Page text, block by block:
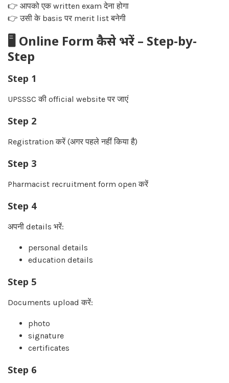
👉 आपको एक written exam देना होगा
👉 उसी के basis पर merit list बनेगी
🖥️ Online Form कैसे भरें – Step-by-
Step
Step 1
UPSSSC की official website पर जाएं
Step 2
Registration करें (अगर पहले नहीं किया है)
Step 3
Pharmacist recruitment form open करें
Step 4
अपनी details भरें:
personal details
education details
Step 5
Documents upload करें:
photo
signature
certificates
Step 6